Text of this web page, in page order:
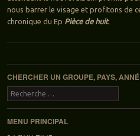
nous barrer le visage et profitons de
chronique du Ep Pièce de huit.
CHERCHER UN GROUPE, PAYS,
Recherche
MENU PRINCIPAL